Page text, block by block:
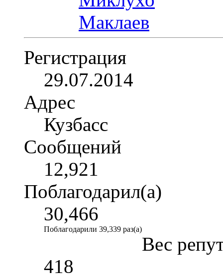
Регистрация
29.07.2014
Адрес
Кузбасс
Сообщений
12,921
Поблагодарил(а)
30,466
Поблагодарили 39,339 раз(а)
Вес
418